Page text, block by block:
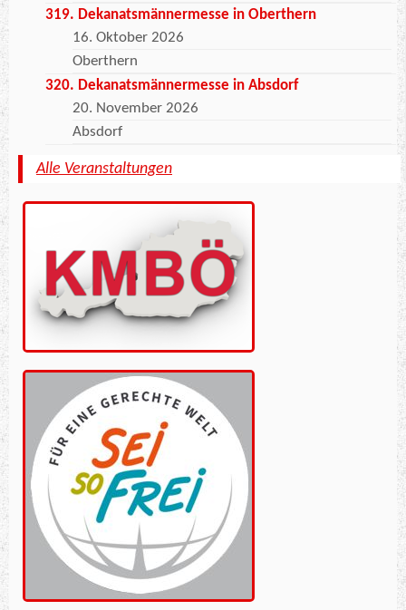
319. Dekanatsmännermesse in Oberthern
16. Oktober 2026
Oberthern
320. Dekanatsmännermesse in Absdorf
20. November 2026
Absdorf
Alle Veranstaltungen